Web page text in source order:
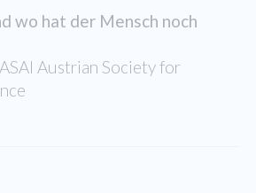
wo hat der Mensch noch
Austrian Society for